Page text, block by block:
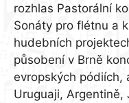
rozhlas Pastorální
Sonáty pro flétnu a
hudebních
působení v Brně
evropských pódiích,
Uruguaji, Argentině,